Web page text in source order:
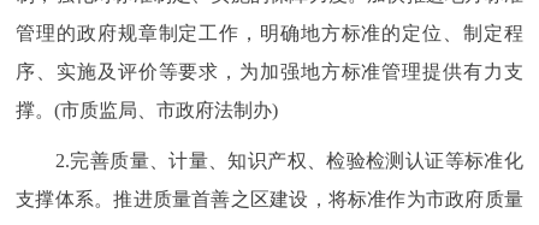
管理的政府规章制定工作，明确地方标准的定位、制定程
序、实施及评价等要求，为加强地方标准管理提供有力支
撑。(市质监局、市政府法制办)
2.完善质量、计量、知识产权、检验检测认证等标准化
支撑体系。推进质量首善之区建设，将标准作为市政府质量